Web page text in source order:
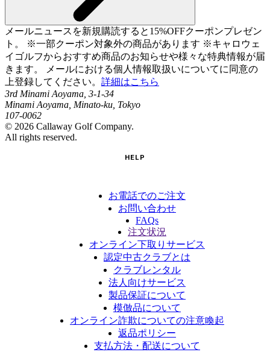
メールニュースを新規購読すると15%OFFクーポンプレゼン
ト。 ※一部クーポン対象外の商品があります ※キャロウェ
イゴルフからおすすめ商品のお知らせや様々な特典情報が届
きます。 メールにおける個人情報取扱いについてに同意の
上登録してください。 詳細はこちら
3rd Minami Aoyama, 3-1-34
Minami Aoyama, Minato-ku, Tokyo
107-0062
© 2026 Callaway Golf Company.
All rights reserved.
HELP
お電話でのご注文
お問い合わせ
FAQs
注文状況
オンライン下取りサービス
認定中古クラブとは
クラブレンタル
法人向けサービス
製品保証について
模倣品について
オンライン詐欺についての注意喚起
返品ポリシー
支払方法・配送について